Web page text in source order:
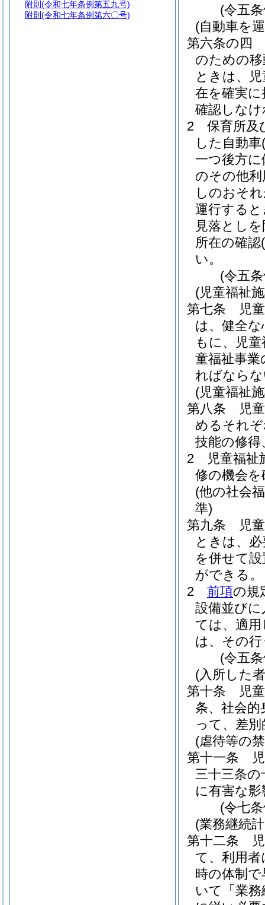
(令五
(自動車を
第六条の四
のための
ときは、
在を確実
確認しな
2
保育所及
した自動車
一つ後方
のその他
しのおそ
運行する
見落とし
所在の確認
い。
(令五
(児童福祉
第七条
児
は、健全
もに、児
童福祉事
ればなら
(児童福祉
第八条
児
めるそれ
技能の修
2
児童福
修の機会
(他の社会
準)
第九条
児
ときは、
を併せて
ができる。
2
前項の規
設備並び
ては、適
は、その
(令五
(入所した
第十条
児
条、社会
って、差
(虐待等の
第十一条
三十三条
に有害な
(令七
(業務継続
第十二条
て、利用
時の体制
いて「業
附則 (令和七年条例第五九号)
附則 (令和七年条例第六〇号)